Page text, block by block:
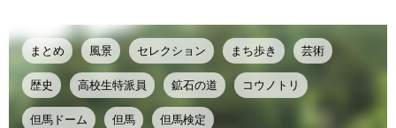
まとめ 風景 セレクション まち歩き 芸術
歴史 高校生特派員 鉱石の道 コウノトリ
但馬ドーム 但馬 但馬検定